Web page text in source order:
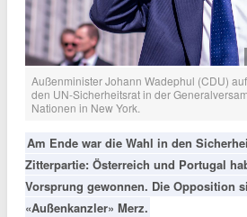
Außenminister Johann Wadephul (CDU)
den UN-Sicherheitsrat in der
Nationen in New York.
Am Ende war die Wahl in den
Zitterpartie: Österreich und Portugal
Vorsprung gewonnen. Die Opposition
«Außenkanzler» Merz.